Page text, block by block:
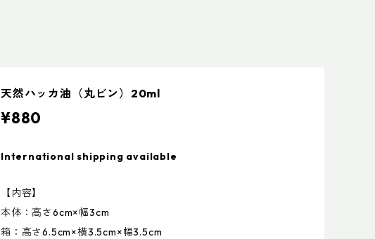
天然ハッカ油（丸ビン）20ml
¥880
International shipping available
【内容】
本体：高さ6cm×幅3cm
箱：高さ6.5cm×横3.5cm×幅3.5cm